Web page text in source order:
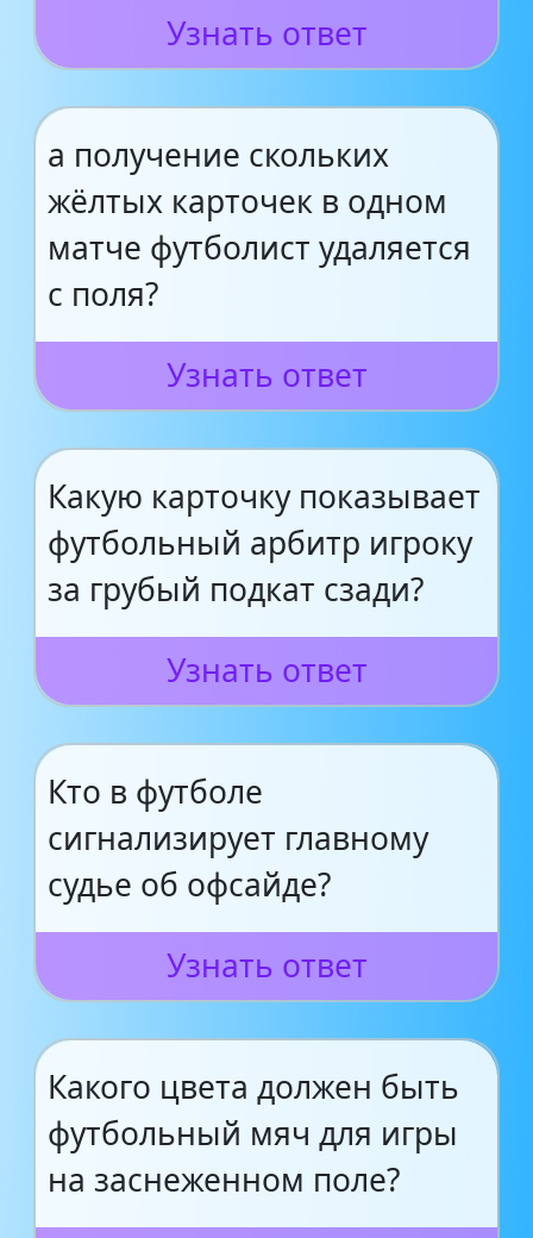
Узнать ответ
а получение скольких
жёлтых карточек в одном
матче футболист удаляется
с поля?
Узнать ответ
Какую карточку показывает
футбольный арбитр игроку
за грубый подкат сзади?
Узнать ответ
Кто в футболе
сигнализирует главному
судье об офсайде?
Узнать ответ
Какого цвета должен быть
футбольный мяч для игры
на заснеженном поле?